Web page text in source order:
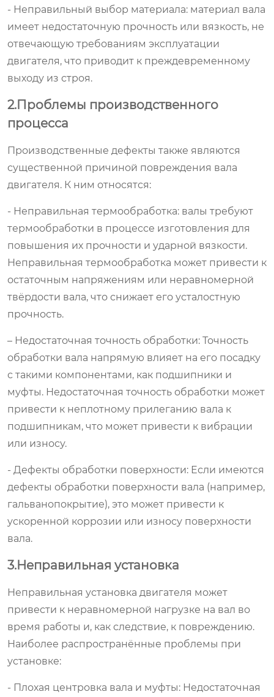
- Неправильный выбор материала: материал вала
имеет недостаточную прочность или вязкость, не
отвечающую требованиям эксплуатации
двигателя, что приводит к преждевременному
выходу из строя.
2.Проблемы производственного
процесса
Производственные дефекты также являются
существенной причиной повреждения вала
двигателя. К ним относятся:
- Неправильная термообработка: валы требуют
термообработки в процессе изготовления для
повышения их прочности и ударной вязкости.
Неправильная термообработка может привести к
остаточным напряжениям или неравномерной
твёрдости вала, что снижает его усталостную
прочность.
– Недостаточная точность обработки: Точность
обработки вала напрямую влияет на его посадку
с такими компонентами, как подшипники и
муфты. Недостаточная точность обработки может
привести к неплотному прилеганию вала к
подшипникам, что может привести к вибрации
или износу.
- Дефекты обработки поверхности: Если имеются
дефекты обработки поверхности вала (например,
гальванопокрытие), это может привести к
ускоренной коррозии или износу поверхности
вала.
3.Неправильная установка
Неправильная установка двигателя может
привести к неравномерной нагрузке на вал во
время работы и, как следствие, к повреждению.
Наиболее распространённые проблемы при
установке:
- Плохая центровка вала и муфты: Недостаточная